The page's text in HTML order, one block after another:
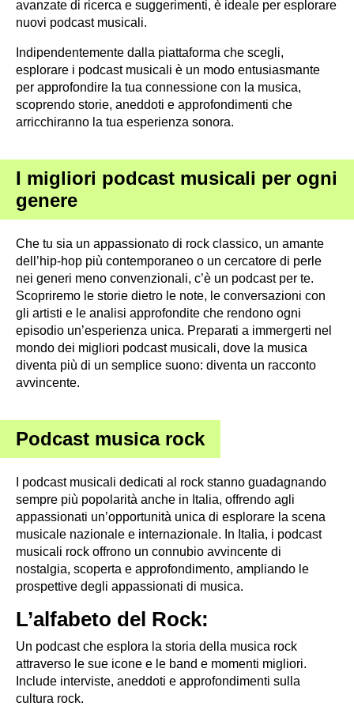
avanzate di ricerca e suggerimenti, è ideale per esplorare
nuovi podcast musicali.
Indipendentemente dalla piattaforma che scegli,
esplorare i podcast musicali è un modo entusiasmante
per approfondire la tua connessione con la musica,
scoprendo storie, aneddoti e approfondimenti che
arricchiranno la tua esperienza sonora.
I migliori podcast musicali per ogni
genere
Che tu sia un appassionato di rock classico, un amante
dell’hip-hop più contemporaneo o un cercatore di perle
nei generi meno convenzionali, c’è un podcast per te.
Scopriremo le storie dietro le note, le conversazioni con
gli artisti e le analisi approfondite che rendono ogni
episodio un’esperienza unica. Preparati a immergerti nel
mondo dei migliori podcast musicali, dove la musica
diventa più di un semplice suono: diventa un racconto
avvincente.
Podcast musica rock
I podcast musicali dedicati al rock stanno guadagnando
sempre più popolarità anche in Italia, offrendo agli
appassionati un’opportunità unica di esplorare la scena
musicale nazionale e internazionale. In Italia, i podcast
musicali rock offrono un connubio avvincente di
nostalgia, scoperta e approfondimento, ampliando le
prospettive degli appassionati di musica.
L’alfabeto del Rock:
Un podcast che esplora la storia della musica rock
attraverso le sue icone e le band e momenti migliori.
Include interviste, aneddoti e approfondimenti sulla
cultura rock.